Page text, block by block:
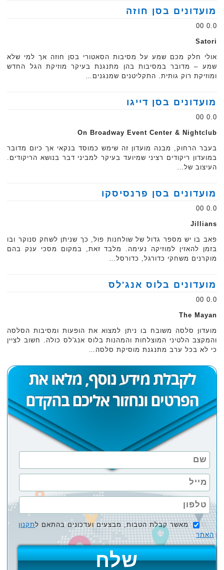
מועדונים בסן חוזה
0.0 00
Satori
אולי חלק מכם שמע על מסיבות הסאטורי בסן חוזה אך למי שלא
שמע – מדובר במסיבות בהן מתנגנת בעיקר מוזיקת הגל החדש
ומוזיקת רוק גותית. התקליטנים שמנגנים…
מועדונים בסן דייגו
0.0 00
On Broadway Event Center & Nightclub
בעבר הרחוק, מבנה מועדון זה שימש כמוסד בנקאי אך כיום מדובר
במועדון ריקודים רציני שמיועד בעיקר למביני דבר בנושא הריקודים.
העיצוב של…
מועדונים בסן פרנסיסקו
0.0 00
Jillians
פאב בו יש מספר גדול של שולחנות פול, כך שניתן לשחק סנוקר ובו
בזמן להאזין למוזיקה נעימה. מלבד זאת, במקום מסכי ענק בהם
מוקרנים משחקי כדורגל, כדורסל…
מועדונים בלוס אנג'לס
0.0 00
The Mayan
מועדון סלסה משובח בו ניתן למצוא את הופעות ומסיבות הסלסה
והמקצב הלטיני המוצלחות והמהנות בלוס אנג'לס כולה. חשוב לציין
כי לא בכל ערב מתנגנת מוסיקת סלסה…
מאשר קבלת הטבות, מבצעים ועדכונים בהתאם לתקנון
האתר